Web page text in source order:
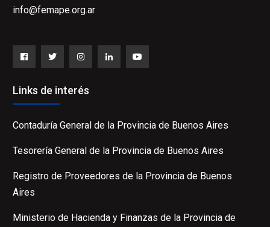
info@femape.org.ar
Links de interés
Contaduría General de la Provincia de Buenos Aires
Tesorería General de la Provincia de Buenos Aires
Registro de Proveedores de la Provincia de Buenos
Aires
Ministerio de Hacienda y Finanzas de la Provincia de